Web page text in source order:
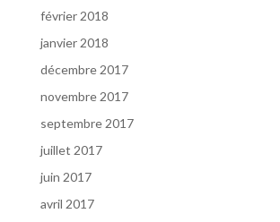
février 2018
janvier 2018
décembre 2017
novembre 2017
septembre 2017
juillet 2017
juin 2017
avril 2017